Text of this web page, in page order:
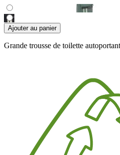
Ajouter au panier
Grande trousse de toilette